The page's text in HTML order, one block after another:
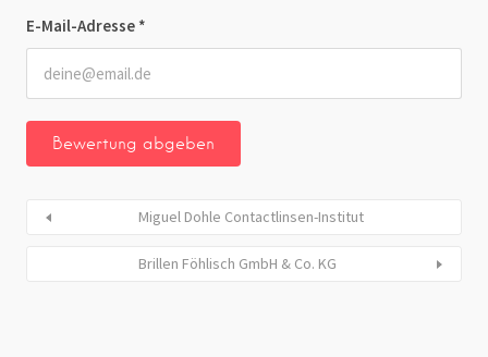
E-Mail-Adresse *
Miguel Dohle Contactlinsen-Institut
Brillen Föhlisch GmbH & Co. KG